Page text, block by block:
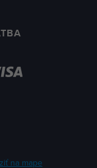
na mape